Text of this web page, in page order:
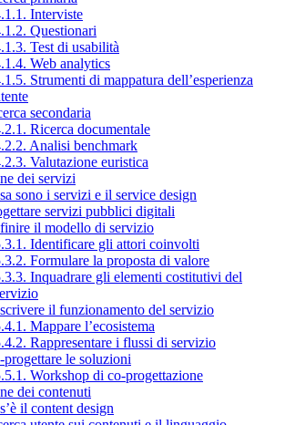
Interviste
Questionari
Test di usabilità
Web analytics
Strumenti di mappatura dell’esperienza
secondaria
Ricerca documentale
Analisi benchmark
Valutazione euristica
dei servizi
sono i servizi e il service design
servizi pubblici digitali
il modello di servizio
Identificare gli attori coinvolti
Formulare la proposta di valore
Inquadrare gli elementi costitutivi del
il funzionamento del servizio
Mappare l’ecosistema
Rappresentare i flussi di servizio
progettare le soluzioni
Workshop di co-progettazione
dei contenuti
il content design